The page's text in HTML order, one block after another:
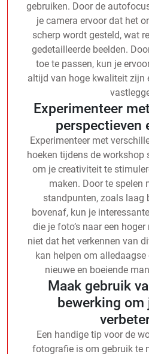
gebruiken. Door de
je camera ervoor dat het
scherp wordt gesteld, wat
gedetailleerde beelden.
toe te passen, kun je
altijd van hoge kwaliteit zijn
Experimenteer
perspectieven
Experimenteer met
hoeken tijdens de
om je creativiteit te
maken. Door te spelen
standpunten, zoals laag
bovenaf, kun je
die je foto’s naar een
niet dat het verkennen van
kan helpen om alledaagse
nieuwe en boeiende
Maak gebruik
bewerking om
Een handige tip voor de
fotografie is om gebruik te